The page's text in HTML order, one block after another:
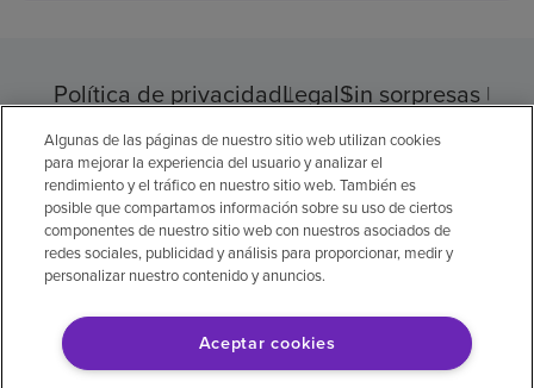
Política de privacidadLegalSin sorpresas
AccesibilidadSi no habla inglés
Aviso de no discriminación
Cumplimiento de los proveedores
Transparencia de precios
© 2026 Encompass Health Corporation
Algunas de las páginas de nuestro sitio web utilizan cookies
para mejorar la experiencia del usuario y analizar el
rendimiento y el tráfico en nuestro sitio web. También es
posible que compartamos información sobre su uso de ciertos
componentes de nuestro sitio web con nuestros asociados de
redes sociales, publicidad y análisis para proporcionar, medir y
personalizar nuestro contenido y anuncios.
Aceptar cookies